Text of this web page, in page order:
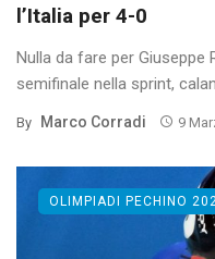
l’Italia per 4-0
Nulla da fare per Giuseppe
semifinale nella sprint,
By Marco Corradi 9
OLIMPIADI PECHINO